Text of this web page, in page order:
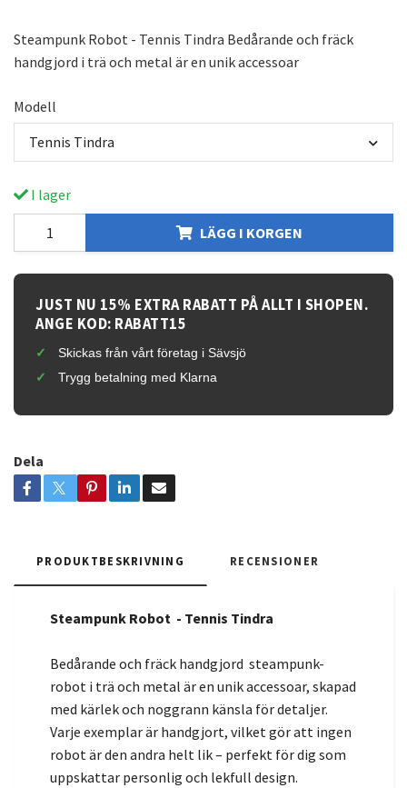
Steampunk Robot - Tennis Tindra Bedårande och fräck
handgjord i trä och metal är en unik accessoar
Modell
Tennis Tindra
I lager
LÄGG I KORGEN
JUST NU 15% EXTRA RABATT PÅ ALLT I SHOPEN.
ANGE KOD: RABATT15
Skickas från vårt företag i Sävsjö
Trygg betalning med Klarna
Dela
PRODUKTBESKRIVNING RECENSIONER
Steampunk Robot - Tennis Tindra
Bedårande och fräck handgjord steampunk-
robot i trä och metal är en unik accessoar, skapad
med kärlek och noggrann känsla för detaljer.
Varje exemplar är handgjort, vilket gör att ingen
robot är den andra helt lik – perfekt för dig som
uppskattar personlig och lekfull design.